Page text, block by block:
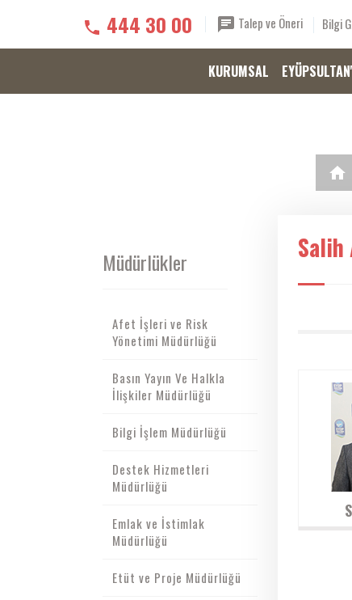
444 30 00 Talep ve Öneri Bilgi
KURUMSAL
Müdürlükler
Afet İşleri ve Risk
Yönetimi Müdürlüğü
Basın Yayın Ve Halkla
İlişkiler Müdürlüğü
Bilgi İşlem Müdürlüğü
Destek Hizmetleri
Müdürlüğü
Emlak ve İstimlak
Müdürlüğü
Etüt ve Proje Müdürlüğü
Salih